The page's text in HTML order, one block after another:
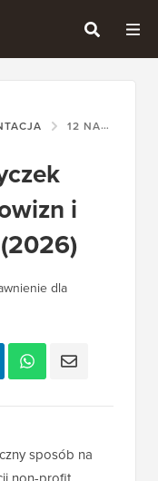
12 NAJLEPSZYCH WTYCZEK WORDPRESS DO DAROWIZN I ZBIÓREK PIENIĘDZY (2026)
i
dla
sposób na